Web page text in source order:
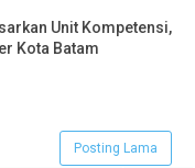
Unit Kompetensi,
Kota Batam
Posting Lama